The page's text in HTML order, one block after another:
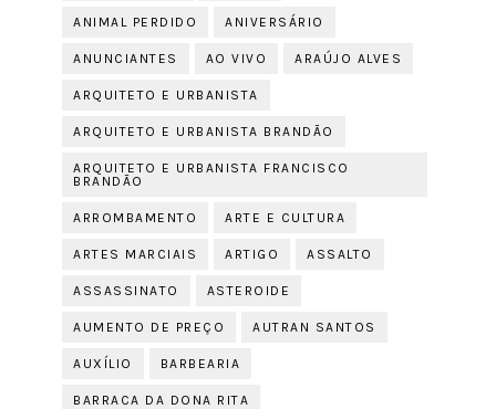
ANIMAL PERDIDO ANIVERSÁRIO
ANUNCIANTES AO VIVO ARAÚJO ALVES
ARQUITETO E URBANISTA
ARQUITETO E URBANISTA BRANDÃO
ARQUITETO E URBANISTA FRANCISCO
BRANDÃO
ARROMBAMENTO ARTE E CULTURA
ARTES MARCIAIS ARTIGO ASSALTO
ASSASSINATO ASTEROIDE
AUMENTO DE PREÇO AUTRAN SANTOS
AUXÍLIO BARBEARIA
BARRACA DA DONA RITA